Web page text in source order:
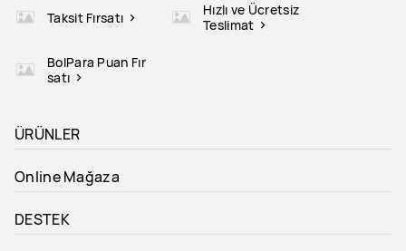
Taksit Fırsatı
Hızlı ve Ücretsiz
Teslimat
BolPara Puan Fır
satı
ÜRÜNLER
Online Mağaza
DESTEK